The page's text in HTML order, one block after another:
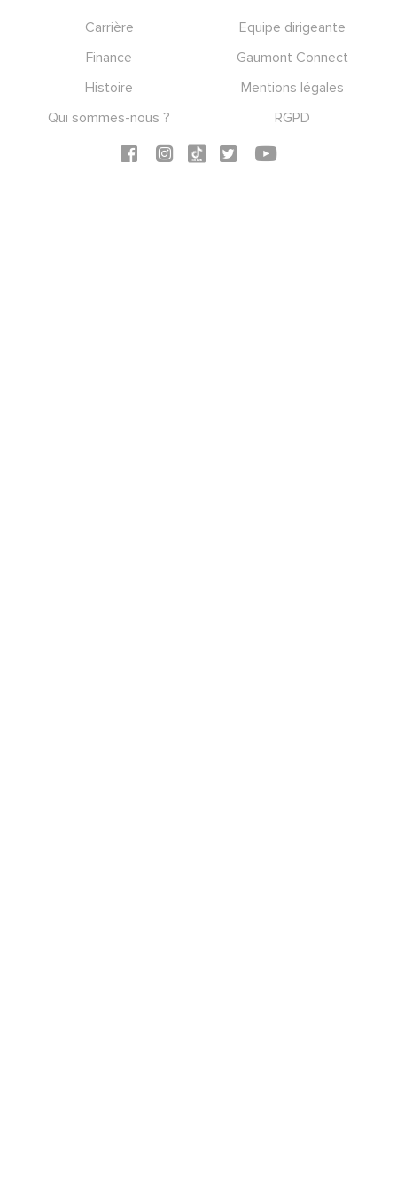
Carrière
Equipe dirigeante
Finance
Gaumont Connect
Histoire
Mentions légales
Qui sommes-nous ?
RGPD
Social icons